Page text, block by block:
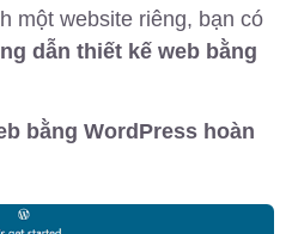
một website riêng, bạn có
dẫn thiết kế web bằng
bằng WordPress hoàn